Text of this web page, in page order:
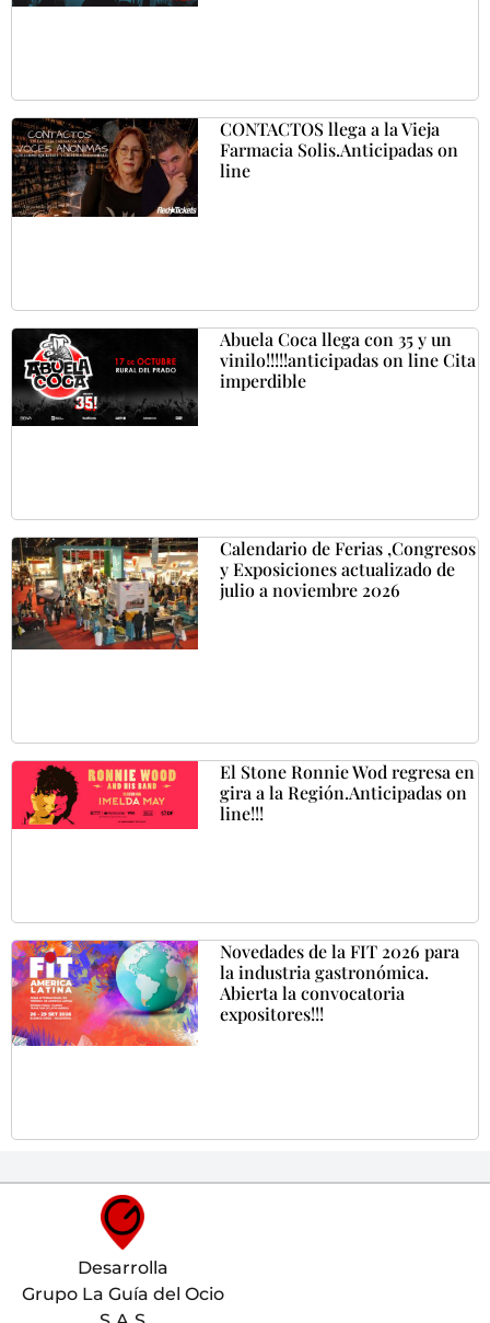
CONTACTOS llega a la Vieja
Farmacia Solis.Anticipadas on
line
Abuela Coca llega con 35 y un
vinilo!!!!!anticipadas on line Cita
imperdible
Calendario de Ferias ,Congresos
y Exposiciones actualizado de
julio a noviembre 2026
El Stone Ronnie Wod regresa en
gira a la Región.Anticipadas on
line!!!
Novedades de la FIT 2026 para
la industria gastronómica.
Abierta la convocatoria
expositores!!!
Desarrolla
Grupo La Guía del Ocio